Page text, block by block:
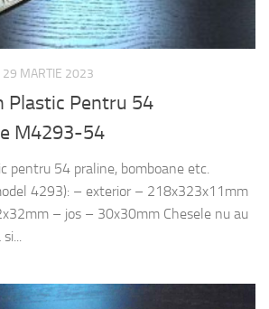
29 MARTIE 2023
Plastic Pentru 54
M4293-54
pentru 54 praline, bomboane etc.
4293): – exterior – 218x323x11mm
– jos – 30x30mm Chesele nu au